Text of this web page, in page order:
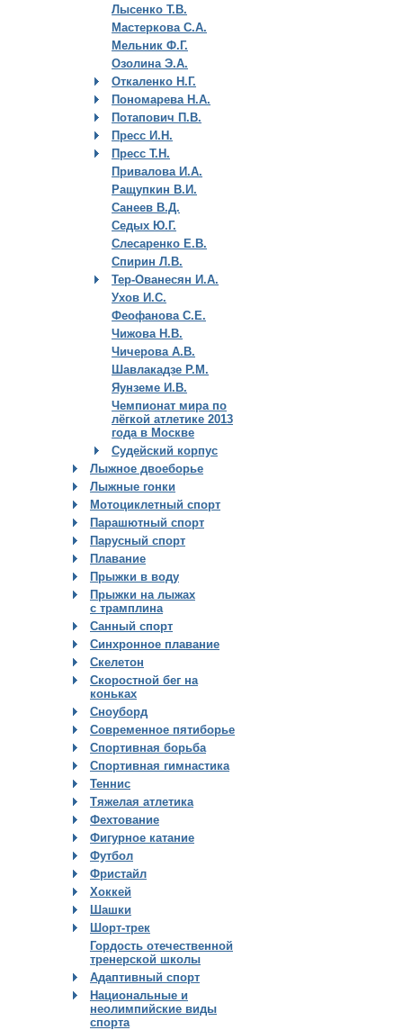
Лысенко Т.В.
Мастеркова С.А.
Мельник Ф.Г.
Озолина Э.А.
Откаленко Н.Г.
Пономарева Н.А.
Потапович П.В.
Пресс И.Н.
Пресс Т.Н.
Привалова И.А.
Ращупкин В.И.
Санеев В.Д.
Седых Ю.Г.
Слесаренко Е.В.
Спирин Л.В.
Тер-Ованесян И.А.
Ухов И.С.
Феофанова С.Е.
Чижова Н.В.
Чичерова А.В.
Шавлакадзе Р.М.
Яунземе И.В.
Чемпионат мира по
лёгкой атлетике 2013
года в Москве
Судейский корпус
Лыжное двоеборье
Лыжные гонки
Мотоциклетный спорт
Парашютный спорт
Парусный спорт
Плавание
Прыжки в воду
Прыжки на лыжах
с трамплина
Санный спорт
Синхронное плавание
Скелетон
Скоростной бег на
коньках
Сноуборд
Современное пятиборье
Спортивная борьба
Спортивная гимнастика
Теннис
Тяжелая атлетика
Фехтование
Фигурное катание
Футбол
Фристайл
Хоккей
Шашки
Шорт-трек
Гордость отечественной
тренерской школы
Адаптивный спорт
Национальные и
неолимпийские виды
спорта